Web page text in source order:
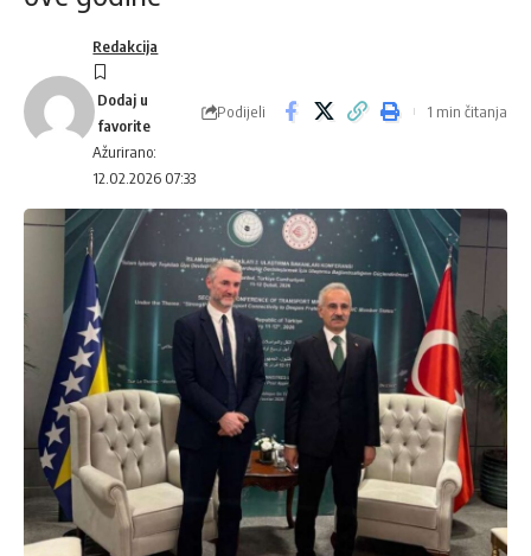
Ažurirano:
12.02.2026 07:33
Redakcija
Podijeli 1 min čitanja